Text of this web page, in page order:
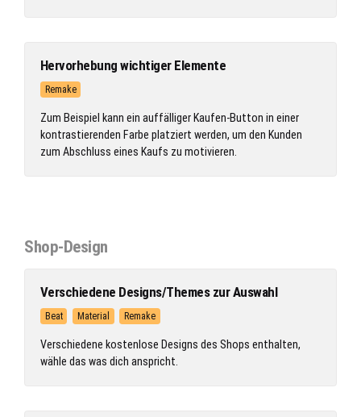
Hervorhebung wichtiger Elemente
Remake
Zum Beispiel kann ein auffälliger Kaufen-Button in einer
kontrastierenden Farbe platziert werden, um den Kunden
zum Abschluss eines Kaufs zu motivieren.
Shop-Design
Verschiedene Designs/Themes zur Auswahl
Beat Material Remake
Verschiedene kostenlose Designs des Shops enthalten,
wähle das was dich anspricht.